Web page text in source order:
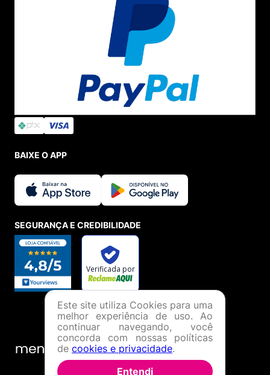
BAIXE O APP
SEGURANÇA E CREDIBILIDADE
Este site utiliza Cookies para uma
melhor experiência de uso. Ao
continuar navegando, você
concorda com nossas políticas
de cookies e privacidade.
Entendi